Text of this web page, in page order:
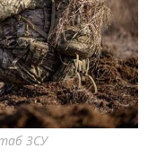
про події
та області.
ЗСУ